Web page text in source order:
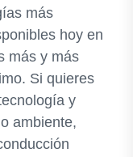
más
hoy en
más y más
Si quieres
y
ambiente,